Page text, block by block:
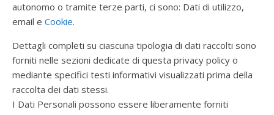
autonomo o tramite terze parti, ci sono: Dati di utilizzo,
email e Cookie.
Dettagli completi su ciascuna tipologia di dati raccolti sono
forniti nelle sezioni dedicate di questa privacy policy o
mediante specifici testi informativi visualizzati prima della
raccolta dei dati stessi.
I Dati Personali possono essere liberamente forniti